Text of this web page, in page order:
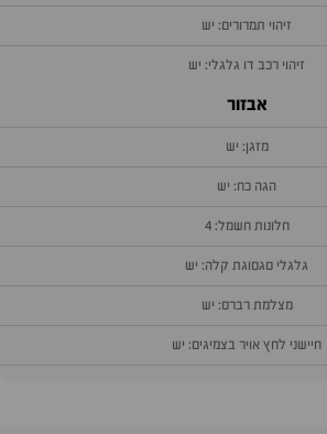
זיהוי תמרורים: יש
זיהוי רכב דו גלגלי: יש
אבזור
מזגן: יש
הגה כח: יש
חלונות חשמל: 4
גלגלי סגסוגת קלה: יש
מצלמת רברס: יש
חיישני לחץ אויר בצמיגים: יש